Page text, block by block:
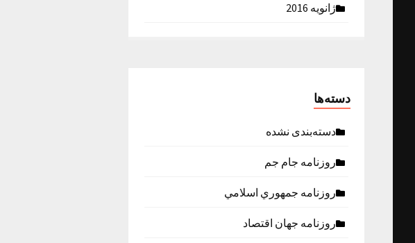
ژانویه 2016
دسته‌ها
دسته‌بندی نشده
روزنامه جام جم
روزنامه جمهوري اسلامي
روزنامه جهان اقتصاد